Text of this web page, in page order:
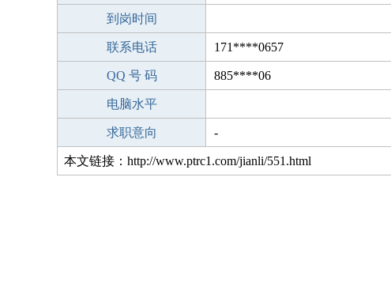
到岗时间
联系电话 171****0657
QQ 号 码 885****06
电脑水平
求职意向 -
本文链接：http://www.ptrc1.com/jianli/551.html